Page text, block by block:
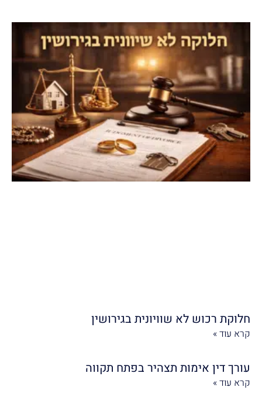
חלוקת רכוש לא שוויונית בגירושין
קרא עוד »
עורך דין אימות תצהיר בפתח תקווה
קרא עוד »